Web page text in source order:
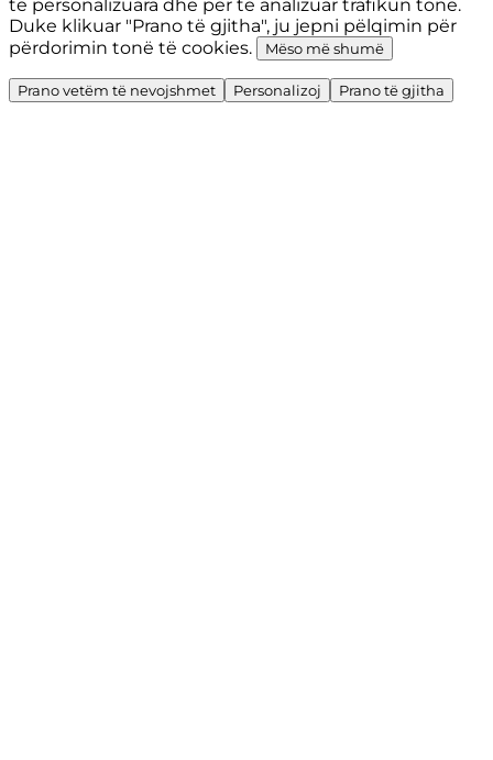
të personalizuara dhe për të analizuar trafikun tonë.
Duke klikuar "Prano të gjitha", ju jepni pëlqimin për
përdorimin tonë të cookies.
Mëso më shumë
Prano vetëm të nevojshmet Personalizoj Prano të gjitha